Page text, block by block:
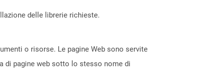
delle librerie richieste.
o risorse. Le pagine Web sono servite
di pagine web sotto lo stesso nome di